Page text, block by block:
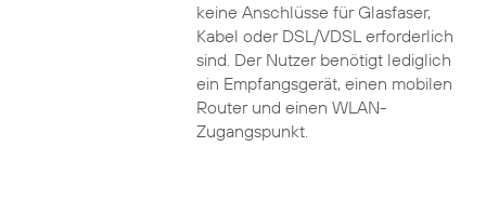
keine Anschlüsse für Glasfaser,
Kabel oder DSL/VDSL erforderlich
sind. Der Nutzer benötigt lediglich
ein Empfangsgerät, einen mobilen
Router und einen WLAN-
Zugangspunkt.